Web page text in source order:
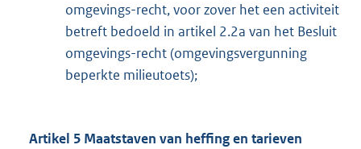
omgevings-recht, voor zover het een activiteit
betreft bedoeld in artikel 2.2a van het Besluit
omgevings-recht (omgevingsvergunning
beperkte milieutoets);
Artikel 5 Maatstaven van heffing en tarieven